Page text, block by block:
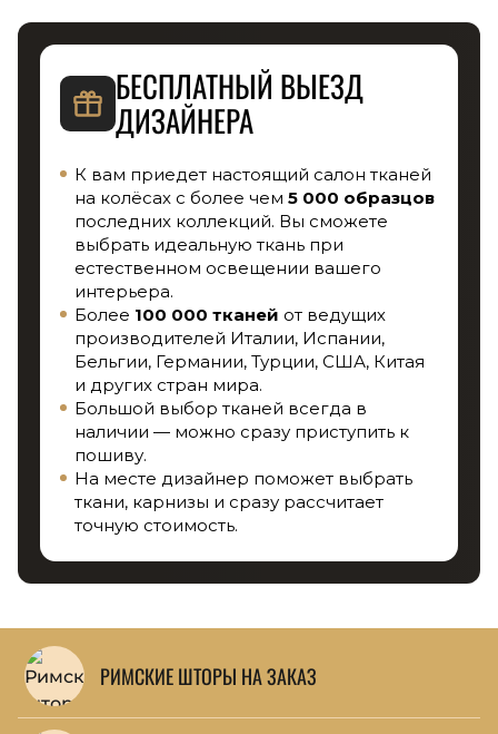
БЕСПЛАТНЫЙ ВЫЕЗД
ДИЗАЙНЕРА
К вам приедет настоящий салон тканей
на колёсах с более чем 5 000 образцов
последних коллекций. Вы сможете
выбрать идеальную ткань при
естественном освещении вашего
интерьера.
Более 100 000 тканей от ведущих
производителей Италии, Испании,
Бельгии, Германии, Турции, США, Китая
и других стран мира.
Большой выбор тканей всегда в
наличии — можно сразу приступить к
пошиву.
На месте дизайнер поможет выбрать
ткани, карнизы и сразу рассчитает
точную стоимость.
РИМСКИЕ ШТОРЫ НА ЗАКАЗ